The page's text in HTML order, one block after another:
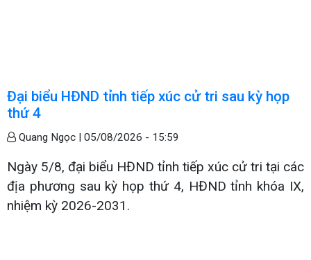
Đại biểu HĐND tỉnh tiếp xúc cử tri sau kỳ họp
thứ 4
Quang Ngọc | 05/08/2026 - 15:59
Ngày 5/8, đại biểu HĐND tỉnh tiếp xúc cử tri tại các
địa phương sau kỳ họp thứ 4, HĐND tỉnh khóa IX,
nhiệm kỳ 2026-2031.